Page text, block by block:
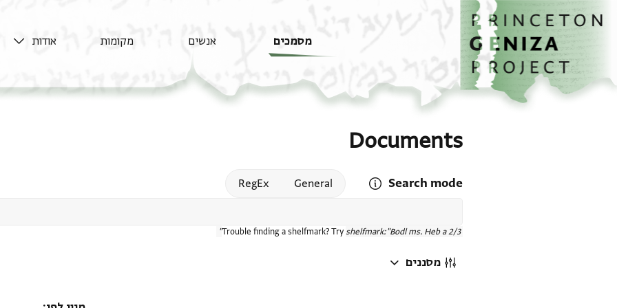
דילוג לתוכן
דף הבית
מסמכים אנשים מקומות אודות
Documents
Search mode
Open search mode help
General
RegEx
Trouble finding a shelfmark? Try shelfmark:"Bodl ms. Heb a 2/3"
מסננים